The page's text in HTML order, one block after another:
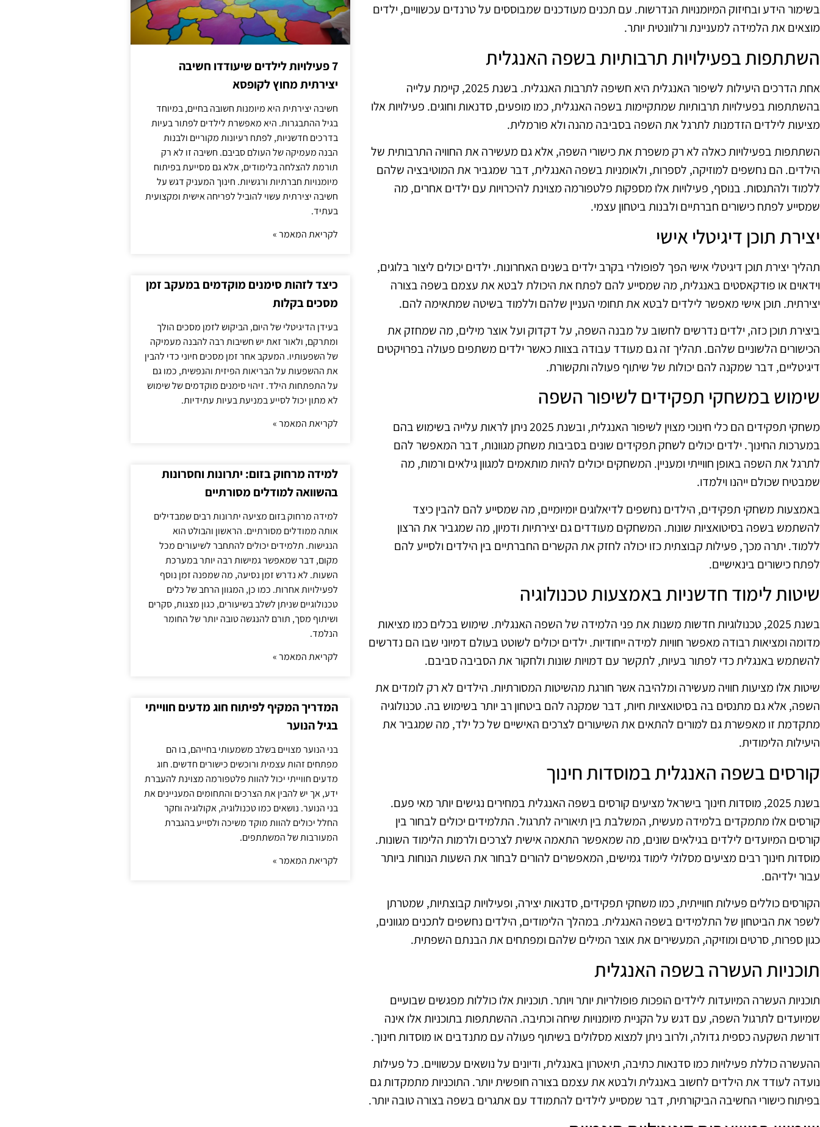
בשימור הידע ובחיזוק המיומנויות הנדרשות. עם תכנים מעודכנים שמבוססים על טרנדים עכשוויים, ילדים
מוצאים את הלמידה למעניינת ורלוונטית יותר.
השתתפות בפעילויות תרבותיות בשפה האנגלית
אחת הדרכים היעילות לשיפור האנגלית היא חשיפה לתרבות האנגלית. בשנת 2025, קיימת עלייה
בהשתתפות בפעילויות תרבותיות שמתקיימות בשפה האנגלית, כמו מופעים, סדנאות וחוגים. פעילויות אלו
מציעות לילדים הזדמנות לתרגל את השפה בסביבה מהנה ולא פורמלית.
השתתפות בפעילויות כאלה לא רק משפרת את כישורי השפה, אלא גם מעשירה את החוויה התרבותית של
הילדים. הם נחשפים למוזיקה, לספרות, ולאומניות בשפה האנגלית, דבר שמגביר את המוטיבציה שלהם
ללמוד ולהתנסות. בנוסף, פעילויות אלו מספקות פלטפורמה מצוינת להיכרויות עם ילדים אחרים, מה
שמסייע לפתח כישורים חברתיים ולבנות ביטחון עצמי.
יצירת תוכן דיגיטלי אישי
תהליך יצירת תוכן דיגיטלי אישי הפך לפופולרי בקרב ילדים בשנים האחרונות. ילדים יכולים ליצור בלוגים,
וידאוים או פודקאסטים באנגלית, מה שמסייע להם לפתח את היכולת לבטא את עצמם בשפה בצורה
יצירתית. תוכן אישי מאפשר לילדים לבטא את תחומי העניין שלהם וללמוד בשיטה שמתאימה להם.
ביצירת תוכן כזה, ילדים נדרשים לחשוב על מבנה השפה, על דקדוק ועל אוצר מילים, מה שמחזק את
הכישורים הלשוניים שלהם. תהליך זה גם מעודד עבודה בצוות כאשר ילדים משתפים פעולה בפרויקטים
דיגיטליים, דבר שמקנה להם יכולות של שיתוף פעולה ותקשורת.
שימוש במשחקי תפקידים לשיפור השפה
משחקי תפקידים הם כלי חינוכי מצוין לשיפור האנגלית, ובשנת 2025 ניתן לראות עלייה בשימוש בהם
במערכות החינוך. ילדים יכולים לשחק תפקידים שונים בסביבות משחק מגוונות, דבר המאפשר להם
לתרגל את השפה באופן חווייתי ומעניין. המשחקים יכולים להיות מותאמים למגוון גילאים ורמות, מה
שמבטיח שכולם ייהנו וילמדו.
באמצעות משחקי תפקידים, הילדים נחשפים לדיאלוגים יומיומיים, מה שמסייע להם להבין כיצד
להשתמש בשפה בסיטואציות שונות. המשחקים מעודדים גם יצירתיות ודמיון, מה שמגביר את הרצון
ללמוד. יתרה מכך, פעילות קבוצתית כזו יכולה לחזק את הקשרים החברתיים בין הילדים ולסייע להם
לפתח כישורים בינאישיים.
שיטות לימוד חדשניות באמצעות טכנולוגיה
בשנת 2025, טכנולוגיות חדשות משנות את פני הלמידה של השפה האנגלית. שימוש בכלים כמו מציאות
מדומה ומציאות רבודה מאפשר חוויות למידה ייחודיות. ילדים יכולים לשוטט בעולם דמיוני שבו הם נדרשים
להשתמש באנגלית כדי לפתור בעיות, לתקשר עם דמויות שונות ולחקור את הסביבה סביבם.
שיטות אלו מציעות חוויה מעשירה ומלהיבה אשר חורגת מהשיטות המסורתיות. הילדים לא רק לומדים את
השפה, אלא גם מתנסים בה בסיטואציות חיות, דבר שמקנה להם ביטחון רב יותר בשימוש בה. טכנולוגיה
מתקדמת זו מאפשרת גם למורים להתאים את השיעורים לצרכים האישיים של כל ילד, מה שמגביר את
היעילות הלימודית.
קורסים בשפה האנגלית במוסדות חינוך
בשנת 2025, מוסדות חינוך בישראל מציעים קורסים בשפה האנגלית במחירים נגישים יותר מאי פעם.
קורסים אלו מתמקדים בלמידה מעשית, המשלבת בין תיאוריה לתרגול. התלמידים יכולים לבחור בין
קורסים המיועדים לילדים בגילאים שונים, מה שמאפשר התאמה אישית לצרכים ולרמות הלימוד השונות.
מוסדות חינוך רבים מציעים מסלולי לימוד גמישים, המאפשרים להורים לבחור את השעות הנוחות ביותר
עבור ילדיהם.
הקורסים כוללים פעילות חווייתית, כמו משחקי תפקידים, סדנאות יצירה, ופעילויות קבוצתיות, שמטרתן
לשפר את הביטחון של התלמידים בשפה האנגלית. במהלך הלימודים, הילדים נחשפים לתכנים מגוונים,
כגון ספרות, סרטים ומוזיקה, המעשירים את אוצר המילים שלהם ומפתחים את הבנתם השפתית.
תוכניות העשרה בשפה האנגלית
תוכניות העשרה המיועדות לילדים הופכות פופולריות יותר ויותר. תוכניות אלו כוללות מפגשים שבועיים
שמיועדים לתרגול השפה, עם דגש על הקניית מיומנויות שיחה וכתיבה. ההשתתפות בתוכניות אלו אינה
דורשת השקעה כספית גדולה, ולרוב ניתן למצוא מסלולים בשיתוף פעולה עם מתנדבים או מוסדות חינוך.
ההעשרה כוללת פעילויות כמו סדנאות כתיבה, תיאטרון באנגלית, ודיונים על נושאים עכשוויים. כל פעילות
נועדה לעודד את הילדים לחשוב באנגלית ולבטא את עצמם בצורה חופשית יותר. התוכניות מתמקדות גם
בפיתוח כישורי החשיבה הביקורתית, דבר שמסייע לילדים להתמודד עם אתגרים בשפה בצורה טובה יותר.
7 פעילויות לילדים שיעודדו חשיבה
יצירתית מחוץ לקופסא
חשיבה יצירתית היא מיומנות חשובה בחיים, במיוחד
בגיל ההתבגרות. היא מאפשרת לילדים לפתור בעיות
בדרכים חדשניות, לפתח רעיונות מקוריים ולבנות
הבנה מעמיקה של העולם סביבם. חשיבה זו לא רק
תורמת להצלחה בלימודים, אלא גם מסייעת בפיתוח
מיומנויות חברתיות ורגשיות. חינוך המעניק דגש על
חשיבה יצירתית עשוי להוביל לפריחה אישית ומקצועית
בעתיד.
לקריאת המאמר »
כיצד לזהות סימנים מוקדמים במעקב זמן
מסכים בקלות
בעידן הדיגיטלי של היום, הביקוש לזמן מסכים הולך
ומתרקם, ולאור זאת יש חשיבות רבה להבנה מעמיקה
של השפעותיו. המעקב אחר זמן מסכים חיוני כדי להבין
את ההשפעות על הבריאות הפיזית והנפשית, כמו גם
על התפתחות הילד. זיהוי סימנים מוקדמים של שימוש
לא מתון יכול לסייע במניעת בעיות עתידיות.
לקריאת המאמר »
למידה מרחוק בזום: יתרונות וחסרונות
בהשוואה למודלים מסורתיים
למידה מרחוק בזום מציעה יתרונות רבים שמבדילים
אותה ממודלים מסורתיים. הראשון והבולט הוא
הנגישות. תלמידים יכולים להתחבר לשיעורים מכל
מקום, דבר שמאפשר גמישות רבה יותר במערכת
השעות. לא נדרש זמן נסיעה, מה שמפנה זמן נוסף
לפעילויות אחרות. כמו כן, המגוון הרחב של כלים
טכנולוגיים שניתן לשלב בשיעורים, כגון מצגות, סקרים
ושיתוף מסך, תורם להנגשה טובה יותר של החומר
הנלמד.
לקריאת המאמר »
המדריך המקיף לפיתוח חוג מדעים חווייתי
בגיל הנוער
בני הנוער מצויים בשלב משמעותי בחייהם, בו הם
מפתחים זהות עצמית ורוכשים כישורים חדשים. חוג
מדעים חווייתי יכול להוות פלטפורמה מצוינת להעברת
ידע, אך יש להבין את הצרכים והתחומים המעניינים את
בני הנוער. נושאים כמו טכנולוגיה, אקולוגיה וחקר
החלל יכולים להוות מוקד משיכה ולסייע בהגברת
המעורבות של המשתתפים.
לקריאת המאמר »